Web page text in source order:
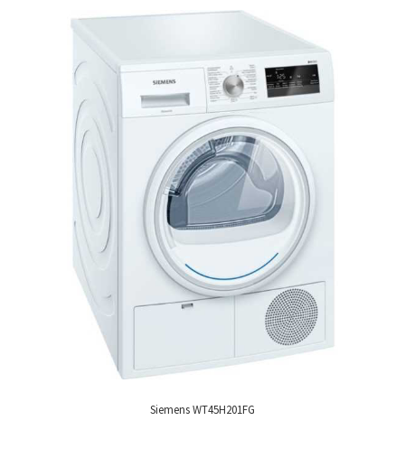
Siemens WT45H201FG